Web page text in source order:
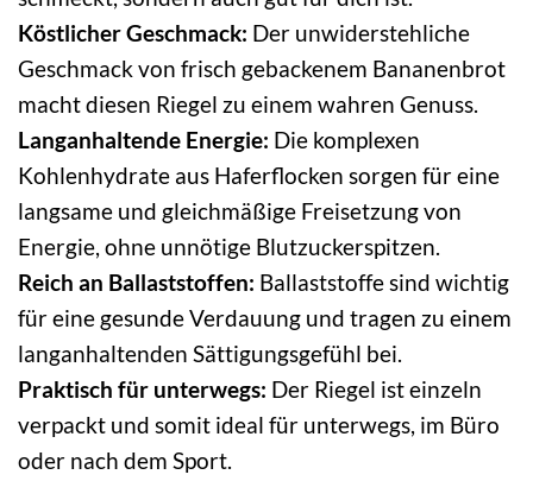
Köstlicher Geschmack: Der unwiderstehliche
Geschmack von frisch gebackenem Bananenbrot
macht diesen Riegel zu einem wahren Genuss.
Langanhaltende Energie: Die komplexen
Kohlenhydrate aus Haferflocken sorgen für eine
langsame und gleichmäßige Freisetzung von
Energie, ohne unnötige Blutzuckerspitzen.
Reich an Ballaststoffen: Ballaststoffe sind wichtig
für eine gesunde Verdauung und tragen zu einem
langanhaltenden Sättigungsgefühl bei.
Praktisch für unterwegs: Der Riegel ist einzeln
verpackt und somit ideal für unterwegs, im Büro
oder nach dem Sport.